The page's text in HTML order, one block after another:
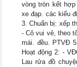
vòng tròn kết
xe đạp. các kiểu
3. Chuẩn bị: xếp
- Cô vui vẻ, theo
mái. đều. PTVĐ
Hoạt động 2: -
Lau rửa đồ